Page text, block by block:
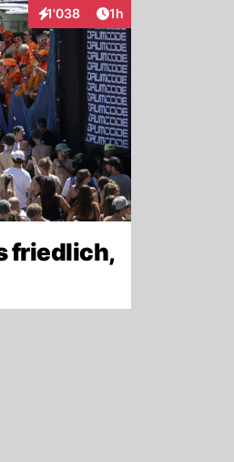
1'038
InteraktionenArtikel veröffentlicht:
1h
friedlich,